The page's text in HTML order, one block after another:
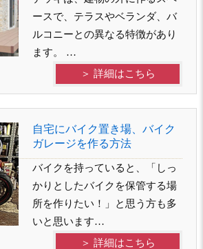
ースで、テラスやベランダ、バ
ルコニーとの異なる特徴があり
ます。 …
＞ 詳細はこちら
自宅にバイク置き場、バイク
ガレージを作る方法
バイクを持っていると、「しっ
かりとしたバイクを保管する場
所を作りたい！」と思う方も多
いと思います…
＞ 詳細はこちら